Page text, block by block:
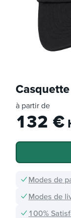
Casquette
à partir de
132 €
Modes de
Modes de
100%